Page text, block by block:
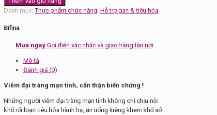
sinh
số
Danh mục:Thực phẩm chức năng Hỗ trợ gan & tiêu hóa
Bifina
Mua ngay Gọi điện xác nhận và giao hàng tận nơi
Mô tả
Đánh giá (0)
Viêm đại tràng mạn tính, cẩn thận biến chứng !
Những người viêm đại tràng mạn tính không chỉ chịu nỗi
khổ rối loạn tiêu hóa hành hạ, ăn uống kiêng khem khổ sở